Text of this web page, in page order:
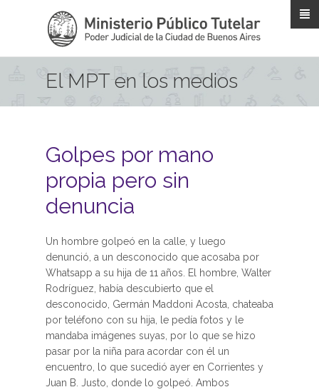
El MPT en los medios
Golpes por mano
propia pero sin
denuncia
Un hombre golpeó en la calle, y luego
denunció, a un desconocido que acosaba por
Whatsapp a su hija de 11 años. El hombre, Walter
Rodríguez, había descubierto que el
desconocido, Germán Maddoni Acosta, chateaba
por teléfono con su hija, le pedía fotos y le
mandaba imágenes suyas, por lo que se hizo
pasar por la niña para acordar con él un
encuentro, lo que sucedió ayer en Corrientes y
Juan B. Justo, donde lo golpeó. Ambos